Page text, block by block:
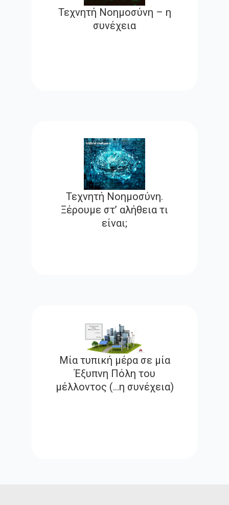
Τεχνητή Νοημοσύνη – η
συνέχεια
Τεχνητή Νοημοσύνη.
Ξέρουμε στ’ αλήθεια τι
είναι;
Μία τυπική μέρα σε μία
Έξυπνη Πόλη του
μέλλοντος (…η συνέχεια)